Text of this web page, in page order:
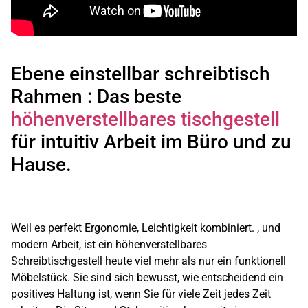
Ebene einstellbar schreibtisch
Rahmen : Das beste
höhenverstellbares tischgestell
für intuitiv Arbeit im Büro und zu
Hause.
Weil es perfekt Ergonomie, Leichtigkeit kombiniert. , und
modern Arbeit, ist ein höhenverstellbares
Schreibtischgestell heute viel mehr als nur ein funktionell
Möbelstück. Sie sind sich bewusst, wie entscheidend ein
positives Haltung ist, wenn Sie für viele Zeit jedes Zeit